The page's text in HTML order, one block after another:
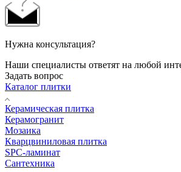
Нужна консультация?
Наши специалисты ответят на любой
Задать вопрос
Каталог плитки
Керамическая плитка
Керамогранит
Мозаика
Кварцвиниловая плитка
SPC-ламинат
Сантехника